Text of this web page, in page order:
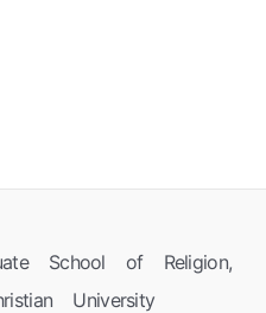
School of Religion,
University